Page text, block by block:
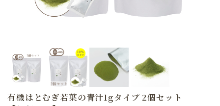
有機はとむぎ若葉の青汁1gタイプ 2個セット